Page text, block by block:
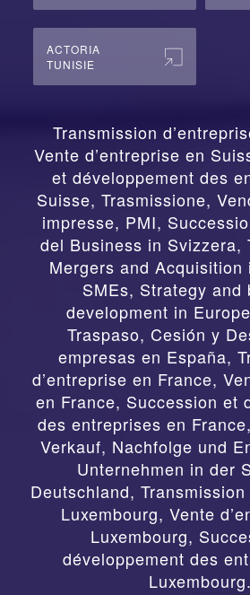
ACTORIA
TUNISIE
Transmission
Vente d’entreprise en
et développement des
Suisse, Trasmissione,
impresse, PMI,
del Business in Svizzera,
Mergers and Acquisition
SMEs, Strategy and
development in
Traspaso, Cesión y
empresas en España,
d’entreprise en France,
en France, Succession et
des entreprises en France,
Verkauf, Nachfolge und
Unternehmen in der
Deutschland,
Luxembourg, Vente
Luxembourg,
développement des
Luxembourg.